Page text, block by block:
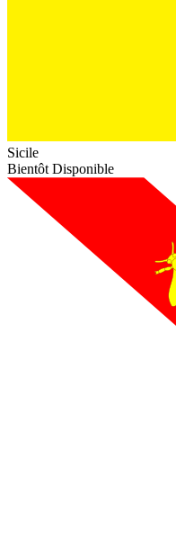
Sicile
Bientôt Disponible